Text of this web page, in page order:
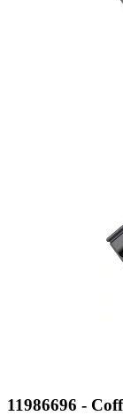
11986696 -